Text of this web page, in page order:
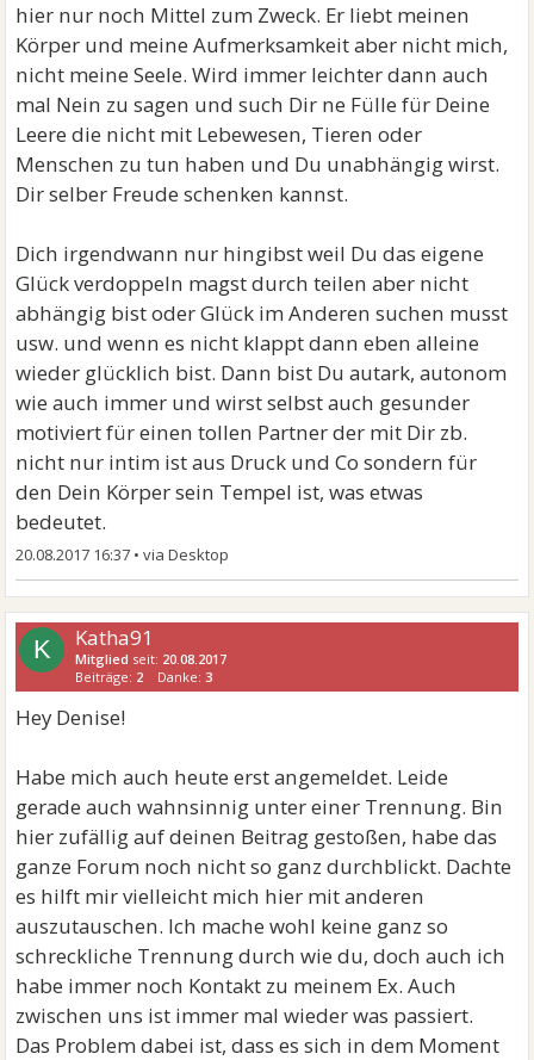
hier nur noch Mittel zum Zweck. Er liebt meinen
Körper und meine Aufmerksamkeit aber nicht mich,
nicht meine Seele. Wird immer leichter dann auch
mal Nein zu sagen und such Dir ne Fülle für Deine
Leere die nicht mit Lebewesen, Tieren oder
Menschen zu tun haben und Du unabhängig wirst.
Dir selber Freude schenken kannst.
Dich irgendwann nur hingibst weil Du das eigene
Glück verdoppeln magst durch teilen aber nicht
abhängig bist oder Glück im Anderen suchen musst
usw. und wenn es nicht klappt dann eben alleine
wieder glücklich bist. Dann bist Du autark, autonom
wie auch immer und wirst selbst auch gesunder
motiviert für einen tollen Partner der mit Dir zb.
nicht nur intim ist aus Druck und Co sondern für
den Dein Körper sein Tempel ist, was etwas
bedeutet.
20.08.2017 16:37 •
K Katha91
Mitglied seit: 20.08.2017
Beiträge: 2 Danke:3
Hey Denise!
Habe mich auch heute erst angemeldet. Leide
gerade auch wahnsinnig unter einer Trennung. Bin
hier zufällig auf deinen Beitrag gestoßen, habe das
ganze Forum noch nicht so ganz durchblickt. Dachte
es hilft mir vielleicht mich hier mit anderen
auszutauschen. Ich mache wohl keine ganz so
schreckliche Trennung durch wie du, doch auch ich
habe immer noch Kontakt zu meinem Ex. Auch
zwischen uns ist immer mal wieder was passiert.
Das Problem dabei ist, dass es sich in dem Moment